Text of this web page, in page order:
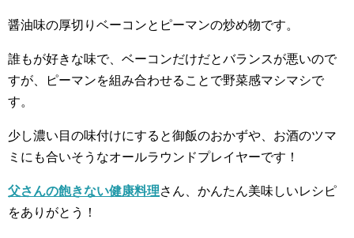
醤油味の厚切りベーコンとピーマンの炒め物です。
誰もが好きな味で、ベーコンだけだとバランスが悪いので
すが、ピーマンを組み合わせることで野菜感マシマシで
す。
少し濃い目の味付けにすると御飯のおかずや、お酒のツマ
ミにも合いそうなオールラウンドプレイヤーです！
父さんの飽きない健康料理さん、かんたん美味しいレシピ
をありがとう！